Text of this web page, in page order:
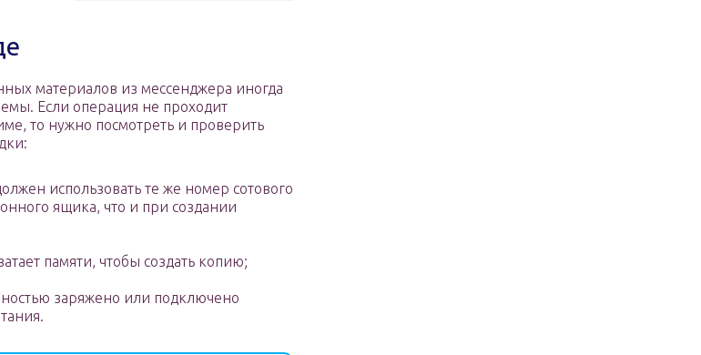
материалов из мессенджера иногда
Если операция не проходит
то нужно посмотреть и проверить
использовать те же номер сотового
ящика, что и при создании
памяти, чтобы создать копию;
заряжено или подключено